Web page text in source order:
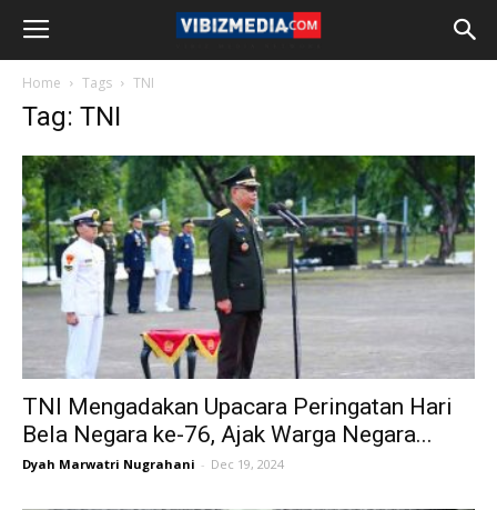
Home Tags TNI
Tag: TNI
TNI Mengadakan Upacara Peringatan Hari
Bela Negara ke-76, Ajak Warga Negara...
Dyah Marwatri Nugrahani - Dec 19, 2024